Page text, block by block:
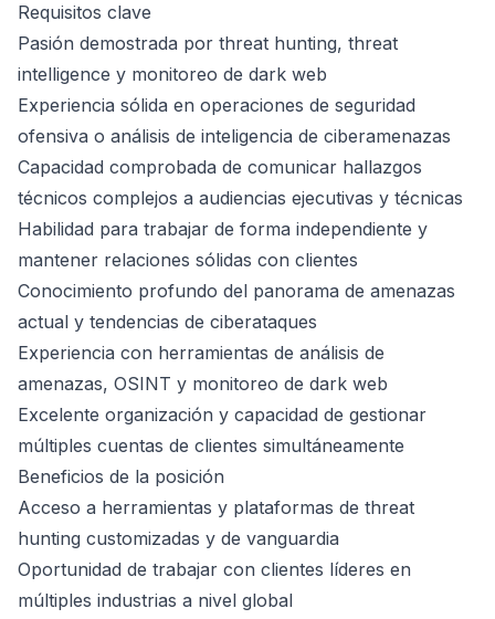
Requisitos clave
Pasión demostrada por threat hunting, threat
intelligence y monitoreo de dark web
Experiencia sólida en operaciones de seguridad
ofensiva o análisis de inteligencia de ciberamenazas
Capacidad comprobada de comunicar hallazgos
técnicos complejos a audiencias ejecutivas y técnicas
Habilidad para trabajar de forma independiente y
mantener relaciones sólidas con clientes
Conocimiento profundo del panorama de amenazas
actual y tendencias de ciberataques
Experiencia con herramientas de análisis de
amenazas, OSINT y monitoreo de dark web
Excelente organización y capacidad de gestionar
múltiples cuentas de clientes simultáneamente
Beneficios de la posición
Acceso a herramientas y plataformas de threat
hunting customizadas y de vanguardia
Oportunidad de trabajar con clientes líderes en
múltiples industrias a nivel global